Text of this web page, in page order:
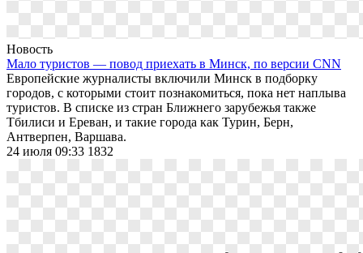
Новость
Мало туристов — повод приехать в Минск, по версии CNN
Европейские журналисты включили Минск в подборку
городов, с которыми стоит познакомиться, пока нет наплыва
туристов. В списке из стран Ближнего зарубежья также
Тбилиси и Ереван, и такие города как Турин, Берн,
Антверпен, Варшава.
24 июля 09:33 1832